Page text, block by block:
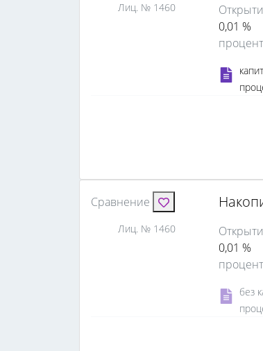
Лиц. № 1460
0,01 %
Сравнение
Лиц. № 1460
0,01 %
без